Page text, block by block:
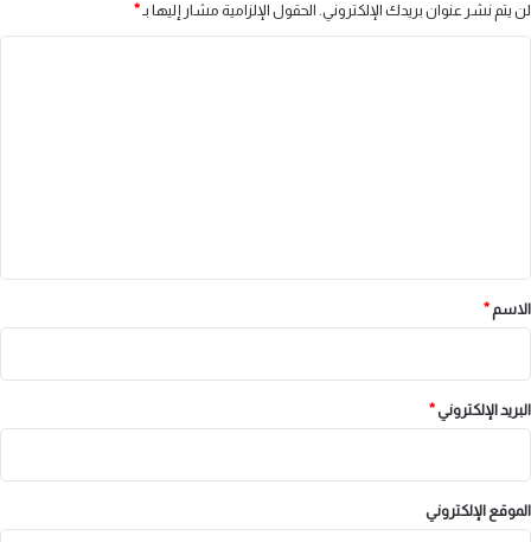
لن يتم نشر عنوان بريدك الإلكتروني. الحقول الإلزامية مشار إليها بـ*
*
الاسم *
البريد الإلكتروني*
الموقع الإلكتروني